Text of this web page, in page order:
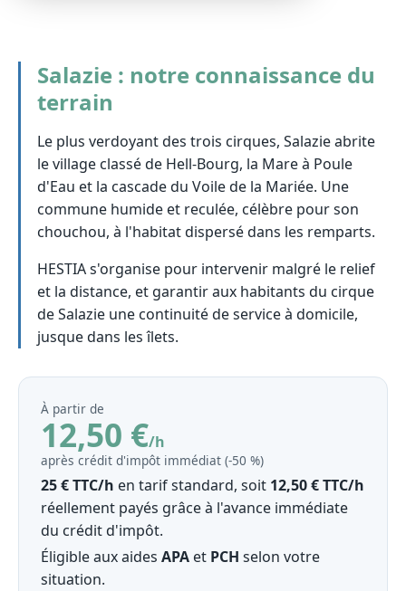
Salazie : notre connaissance du
terrain
Le plus verdoyant des trois cirques, Salazie abrite
le village classé de Hell-Bourg, la Mare à Poule
d'Eau et la cascade du Voile de la Mariée. Une
commune humide et reculée, célèbre pour son
chouchou, à l'habitat dispersé dans les remparts.
HESTIA s'organise pour intervenir malgré le relief
et la distance, et garantir aux habitants du cirque
de Salazie une continuité de service à domicile,
jusque dans les îlets.
À partir de
12,50 €/h
après crédit d'impôt immédiat (‑50 %)
25 € TTC/h en tarif standard, soit 12,50 € TTC/h
réellement payés grâce à l'avance immédiate
du crédit d'impôt.
Éligible aux aides APA et PCH selon votre
situation.